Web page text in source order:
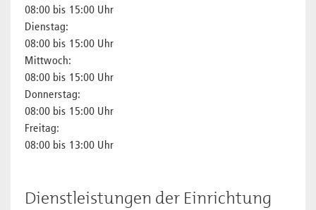
08:00 bis 15:00 Uhr
Dienstag:
08:00 bis 15:00 Uhr
Mittwoch:
08:00 bis 15:00 Uhr
Donnerstag:
08:00 bis 15:00 Uhr
Freitag:
08:00 bis 13:00 Uhr
Dienstleistungen der Einrichtung